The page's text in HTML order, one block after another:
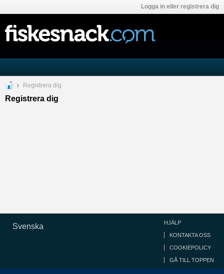
Logga in eller registrera dig
Registrera dig
Registrera dig
Svenska HJÄLP
KONTAKTA OSS
COOKIEPOLICY
GÅ TILL TOPPEN